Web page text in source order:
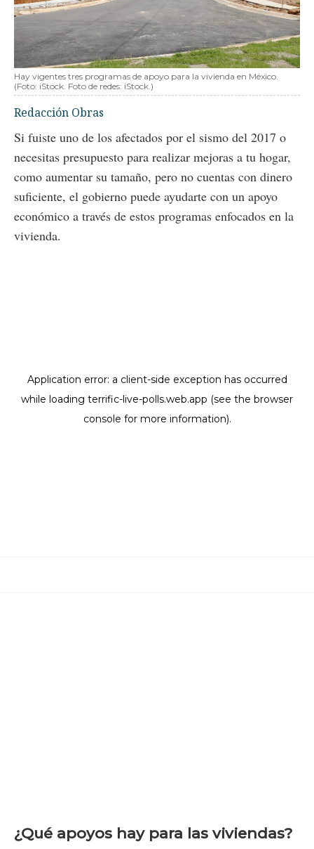
Hay vigentes tres programas de apoyo para la vivienda en México.
(Foto: iStock. Foto de redes: iStock.)
Redacción Obras
Si fuiste uno de los afectados por el sismo del 2017 o
necesitas presupuesto para realizar mejoras a tu hogar,
como aumentar su tamaño, pero no cuentas con dinero
suficiente, el gobierno puede ayudarte con un apoyo
económico a través de estos programas enfocados en la
vivienda.
¿Qué apoyos hay para las viviendas?